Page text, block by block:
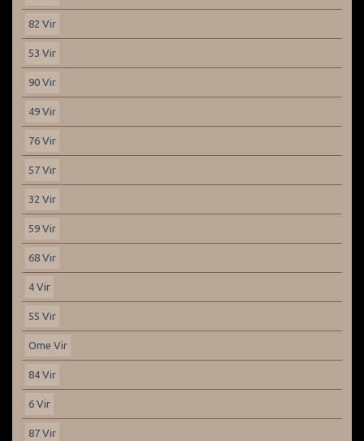
82 Vir
53 Vir
90 Vir
49 Vir
76 Vir
57 Vir
32 Vir
59 Vir
68 Vir
4 Vir
55 Vir
Ome Vir
84 Vir
6 Vir
87 Vir